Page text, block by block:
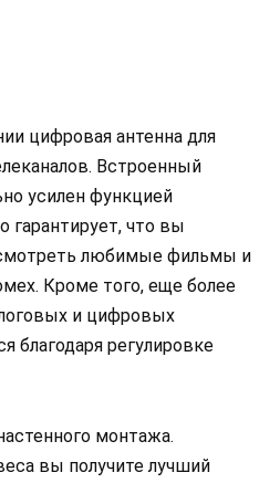
цифровая антенна для
Встроенный
усилен функцией
гарантирует, что вы
любимые фильмы и
Кроме того, еще более
и цифровых
благодаря регулировке
монтажа.
вы получите лучший